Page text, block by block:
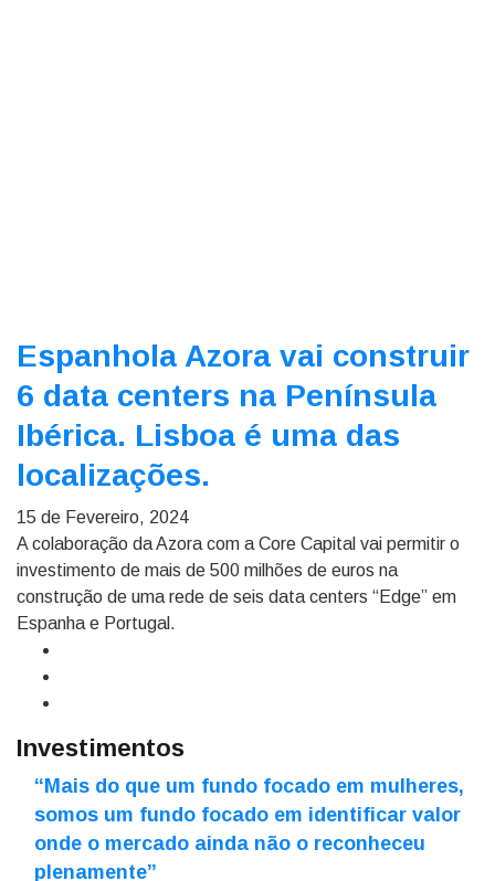
Espanhola Azora vai construir
6 data centers na Península
Ibérica. Lisboa é uma das
localizações.
15 de Fevereiro, 2024
A colaboração da Azora com a Core Capital vai permitir o
investimento de mais de 500 milhões de euros na
construção de uma rede de seis data centers “Edge” em
Espanha e Portugal.
Investimentos
“Mais do que um fundo focado em mulheres,
somos um fundo focado em identificar valor
onde o mercado ainda não o reconheceu
plenamente”